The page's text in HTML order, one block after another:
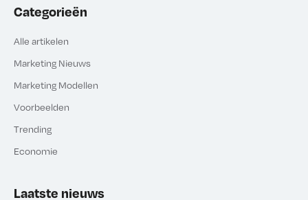
Categorieën
Alle artikelen
Marketing Nieuws
Marketing Modellen
Voorbeelden
Trending
Economie
Laatste nieuws